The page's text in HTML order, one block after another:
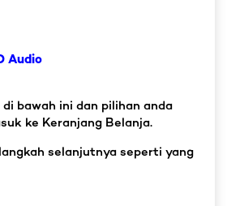
Audio
bawah ini dan pilihan anda
ke Keranjang Belanja.
selanjutnya seperti yang